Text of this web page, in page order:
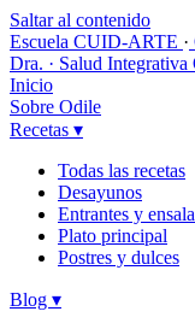
Saltar al contenido
Escuela CUID-ARTE ·
Dra. · Salud Integrativa
Inicio
Sobre Odile
Recetas ▾
Todas las recetas
Desayunos
Entrantes y
Plato principal
Postres y dulces
Blog ▾